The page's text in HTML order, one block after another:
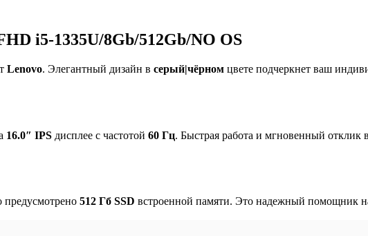
i5-1335U/8Gb/512Gb/NO OS
Lenovo. Элегантный дизайн в серый|чёрном цвете подчеркнет ваш
16.0″ IPS дисплее с частотой 60 Гц. Быстрая работа и мгновенный отклик
512 Гб SSD встроенной памяти. Это надежный помощник